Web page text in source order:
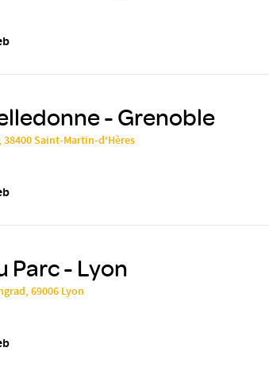
- Grenoble
38400 Saint-Martin-d'Hères
Parc - Lyon
69006 Lyon